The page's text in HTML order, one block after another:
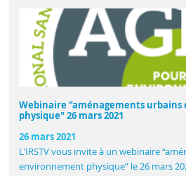
Webinaire "aménagements
physique" 26 mars 2021
26 mars 2021
L'IRSTV vous invite à un webinaire
environnement physique” le 26 mars